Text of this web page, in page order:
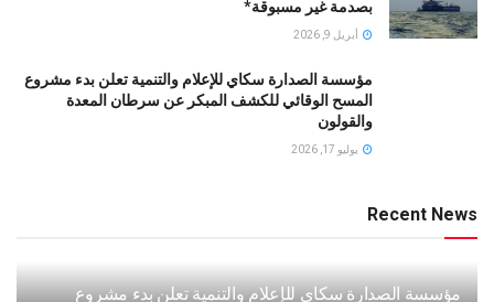
بصدمة غير مسبوقة*
أبريل 9, 2026
مؤسسة الصدارة سكاي للإعلام والتنمية تعلن بدء مشروع
المسح الوقائي للكشف المبكر عن سرطان المعدة
والقولون
يوليو 17, 2026
Recent News
مؤسسة الصدارة سكاي للإعلام والتنمية تعلن بدء مشروع